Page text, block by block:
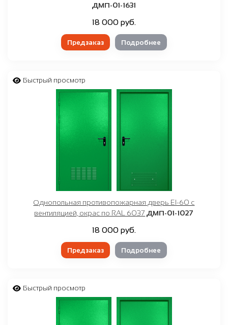
ДМП-01-1631
18 000 руб.
Предзаказ Подробнее
Быстрый просмотр
Однопольная противопожарная дверь EI-60 с
вентиляцией, окрас по RAL 6037 ДМП-01-1027
18 000 руб.
Предзаказ Подробнее
Быстрый просмотр